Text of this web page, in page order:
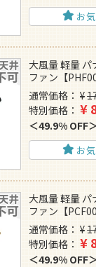
お
大風量 軽量
ファン【
通常価格
¥
特別価格
¥
49.9% OFF
お
大風量 軽量
ファン【
通常価格
¥
特別価格
¥
49.9% OFF